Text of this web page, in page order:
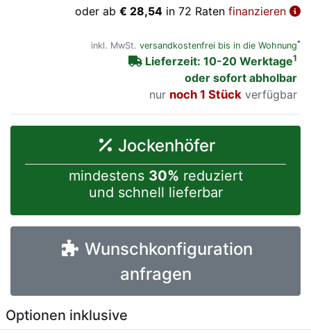
oder ab € 28,54 in 72 Raten finanzieren
inkl. MwSt. versandkostenfrei bis in die Wohnung*
Lieferzeit: 10-20 Werktage1
oder sofort abholbar
nur
noch 1 Stück verfügbar
Jockenhöfer
mindestens 30% reduziert
und schnell lieferbar
Wunschkonfiguration
anfragen
Optionen inklusive